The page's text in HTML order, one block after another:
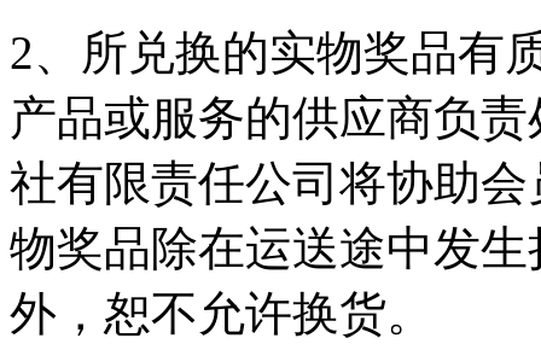
2、所兑换的实物奖品有
产品或服务的供应商负
社有限责任公司将协助
物奖品除在运送途中发
外，恕不允许换货。